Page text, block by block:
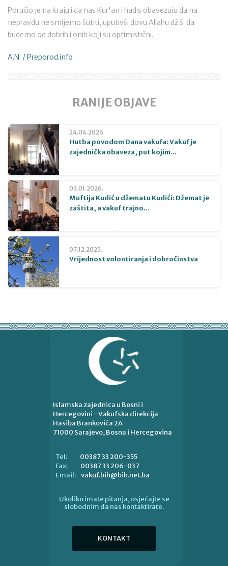
Poručio je na kraju i da nas Kur'an i hadis obavezuju da na
nepravdu ne smijemo šutiti, uputivši dovu Allahu dž.š. da
budemo od dobrih i onih koji su optimistični.
A.N. / Preporod.info
RANIJE OBJAVE
24.04.2026.
Hutba povodom Dana vakufa: Vakuf je
zajednička obaveza, put kojim...
03.01.2026.
Muftija Kudić u džematu Kudići: Džemat je
zaštita, a vakuf trajno...
07.12.2025.
Vrijednost volontiranja i dobročinstva
Islamska zajednica u Bosni i
Hercegovini - Vakufska direkcija
Hasiba Brankovića 2A
71000 Sarajevo, Bosna i Hercegovina
Tel:
00387 33 200-355
Fax:
00387 33 206-037
Email: vakuf.bih@bih.net.ba
Ukoliko imate pitanja, osjećajte se
slobodnim da nas kontaktirate.
KONTAKT